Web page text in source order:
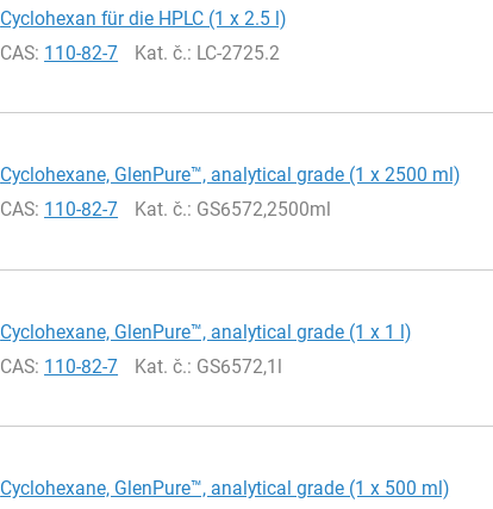
Cyclohexan für die HPLC (1 x 2.5 l)
CAS: 110-82-7 Kat. č.: LC-2725.2
Cyclohexane, GlenPure™, analytical grade (1 x 2500 ml)
CAS: 110-82-7 Kat. č.: GS6572,2500ml
Cyclohexane, GlenPure™, analytical grade (1 x 1 l)
CAS: 110-82-7 Kat. č.: GS6572,1l
Cyclohexane, GlenPure™, analytical grade (1 x 500 ml)